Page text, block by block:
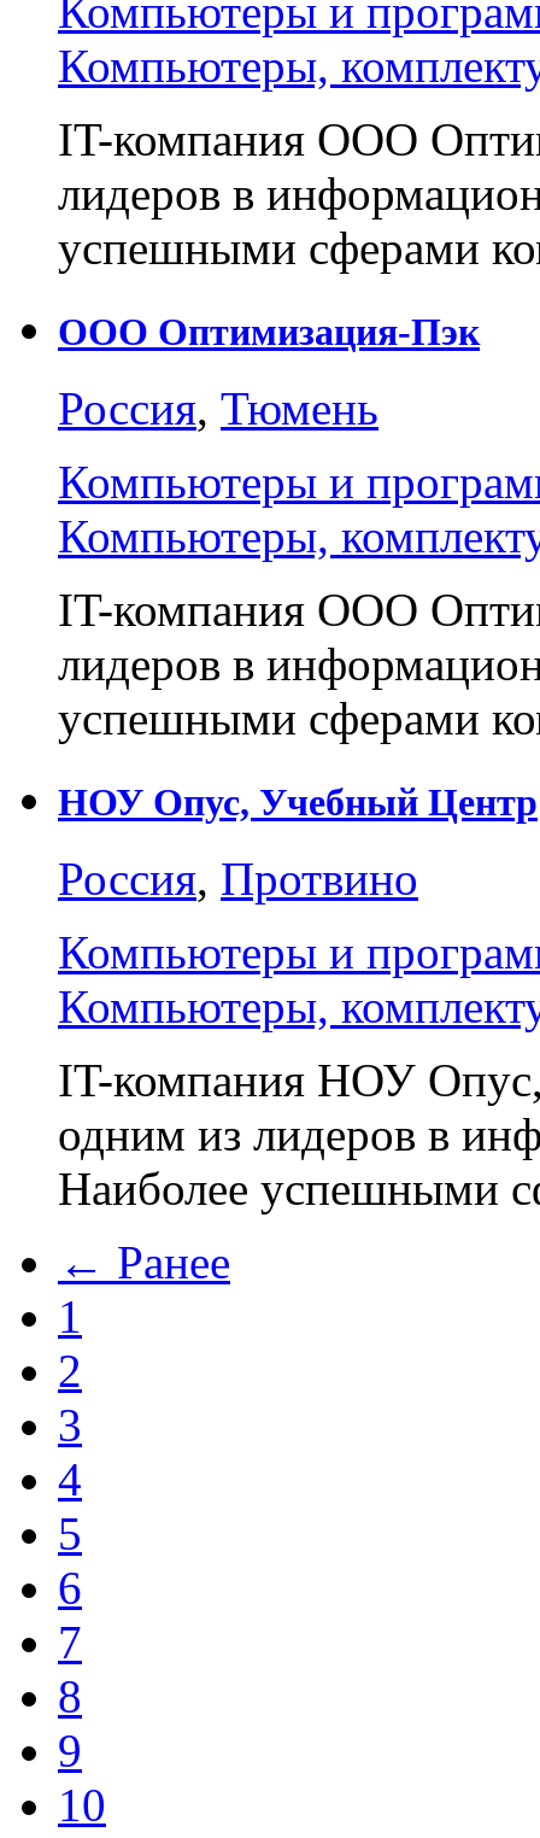
Компьютеры и
Компьютеры,
IT-компания ООО
лидеров в
успешными сферами
ООО Оптимизация-Пэк
Россия, Тюмень
Компьютеры и
Компьютеры,
IT-компания ООО
лидеров в
успешными сферами
НОУ Опус, Учебный Центр
Россия, Протвино
Компьютеры и
Компьютеры,
IT-компания НОУ
одним из лидеров в
Наиболее успешными
← Ранее
1
2
3
4
5
6
7
8
9
10